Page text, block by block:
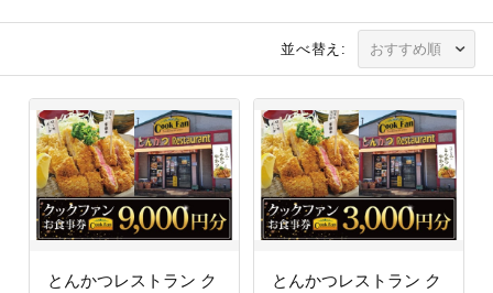
並べ替え:
とんかつレストラン ク
とんかつレストラン ク